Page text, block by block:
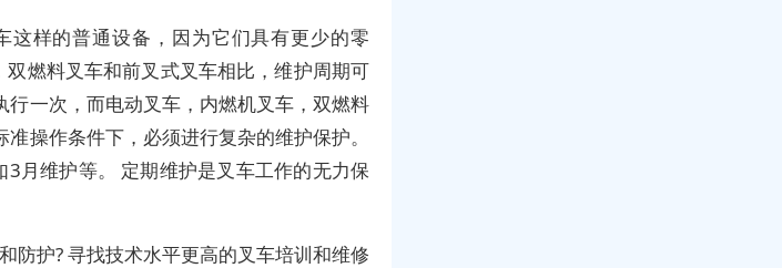
这样的普通设备，因为它们具有更少的零
燃料叉车和前叉式叉车相比，维护周期可
一次，而电动叉车，内燃机叉车，双燃料
操作条件下，必须进行复杂的维护保护。
月维护等。 定期维护是叉车工作的无力保
防护? 寻找技术水平更高的叉车培训和维修